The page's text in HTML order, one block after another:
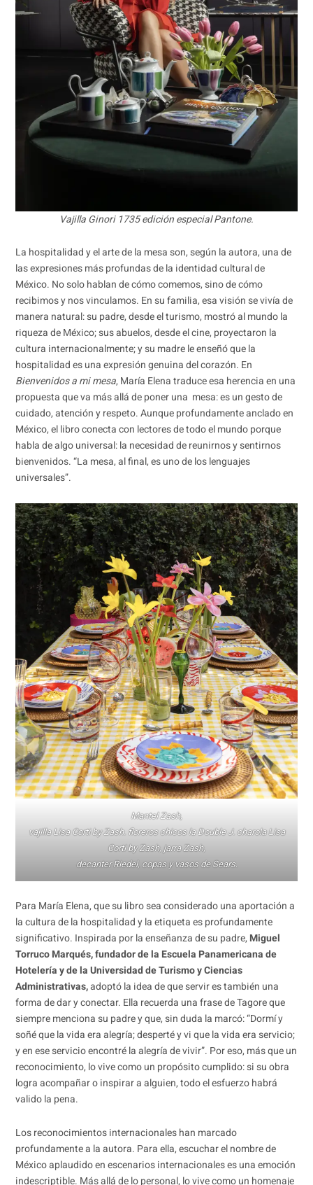
Vajilla Ginori 1735 edición especial Pantone.
La hospitalidad y el arte de la mesa son, según la autora, una de
las expresiones más profundas de la identidad cultural de
México. No solo hablan de cómo comemos, sino de cómo
recibimos y nos vinculamos. En su familia, esa visión se vivía de
manera natural: su padre, desde el turismo, mostró al mundo la
riqueza de México; sus abuelos, desde el cine, proyectaron la
cultura internacionalmente; y su madre le enseñó que la
hospitalidad es una expresión genuina del corazón. En
Bienvenidos a mi mesa, María Elena traduce esa herencia en una
propuesta que va más allá de poner una mesa: es un gesto de
cuidado, atención y respeto. Aunque profundamente anclado en
México, el libro conecta con lectores de todo el mundo porque
habla de algo universal: la necesidad de reunirnos y sentirnos
bienvenidos. “La mesa, al final, es uno de los lenguajes
universales”.
Mantel Zash,
vajilla Lisa Corti by Zash. floreros chicos la Double J. charola Lisa
Corti by Zash, jarra Zash,
decanter Riedel, copas y vasos de Sears.
Para María Elena, que su libro sea considerado una aportación a
la cultura de la hospitalidad y la etiqueta es profundamente
significativo. Inspirada por la enseñanza de su padre, Miguel
Torruco Marqués, fundador de la Escuela Panamericana de
Hotelería y de la Universidad de Turismo y Ciencias
Administrativas,adoptó la idea de que servir es también una
forma de dar y conectar. Ella recuerda una frase de Tagore que
siempre menciona su padre y que, sin duda la marcó: “Dormí y
soñé que la vida era alegría; desperté y vi que la vida era servicio;
y en ese servicio encontré la alegría de vivir”. Por eso, más que un
reconocimiento, lo vive como un propósito cumplido: si su obra
logra acompañar o inspirar a alguien, todo el esfuerzo habrá
valido la pena.
Los reconocimientos internacionales han marcado
profundamente a la autora. Para ella, escuchar el nombre de
México aplaudido en escenarios internacionales es una emoción
indescriptible. Más allá de lo personal, lo vive como un homenaje